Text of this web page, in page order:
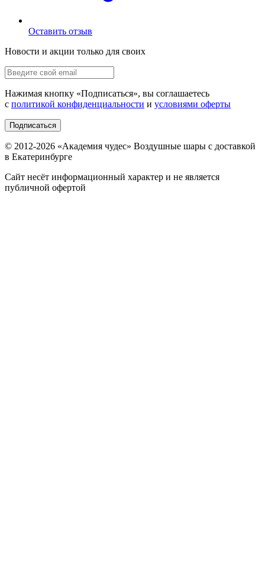
Оставить отзыв
Новости и акции только для своих
Нажимая кнопку «Подписаться», вы соглашаетесь
с политикой конфиденциальности и условиями оферты
Подписаться
© 2012-2026 «Академия чудес» Воздушные шары с доставкой
в Екатеринбурге
Сайт несёт информационный характер и не является
публичной офертой